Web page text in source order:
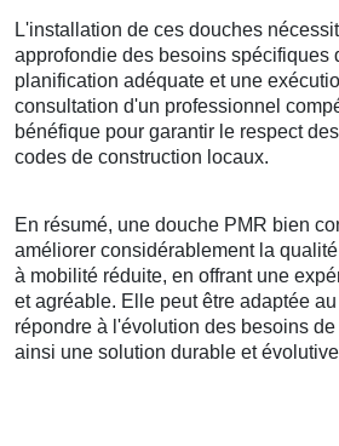
L'installation de ces douches
approfondie des besoins spécifiques
planification adéquate et une
consultation d'un professionnel
bénéfique pour garantir le respect
codes de construction locaux.
En résumé, une douche PMR bien
améliorer considérablement la
à mobilité réduite, en offrant une
et agréable. Elle peut être adaptée
répondre à l'évolution des besoins
ainsi une solution durable et